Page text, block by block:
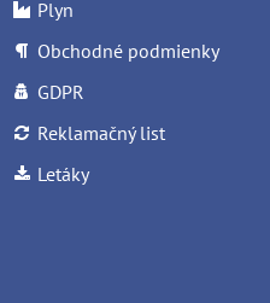
Plyn
Obchodné podmienky
GDPR
Reklamačný list
Letáky